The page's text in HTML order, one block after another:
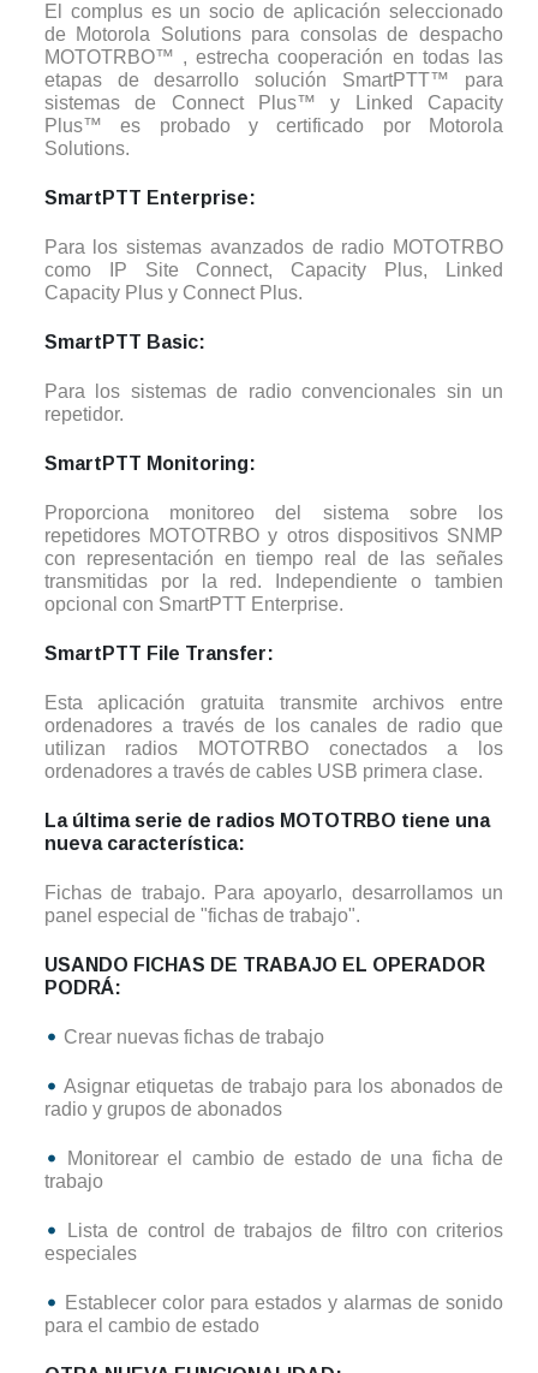
El complus es un socio de aplicación seleccionado
de Motorola Solutions para consolas de despacho
MOTOTRBO™ , estrecha cooperación en todas las
etapas de desarrollo solución SmartPTT™ para
sistemas de Connect Plus™ y Linked Capacity
Plus™ es probado y certificado por Motorola
Solutions.
SmartPTT Enterprise:
Para los sistemas avanzados de radio MOTOTRBO
como IP Site Connect, Capacity Plus, Linked
Capacity Plus y Connect Plus.
SmartPTT Basic:
Para los sistemas de radio convencionales sin un
repetidor.
SmartPTT Monitoring:
Proporciona monitoreo del sistema sobre los
repetidores MOTOTRBO y otros dispositivos SNMP
con representación en tiempo real de las señales
transmitidas por la red. Independiente o tambien
opcional con SmartPTT Enterprise.
SmartPTT File Transfer:
Esta aplicación gratuita transmite archivos entre
ordenadores a través de los canales de radio que
utilizan radios MOTOTRBO conectados a los
ordenadores a través de cables USB primera clase.
La última serie de radios MOTOTRBO tiene una
nueva característica:
Fichas de trabajo. Para apoyarlo, desarrollamos un
panel especial de "fichas de trabajo".
USANDO FICHAS DE TRABAJO EL OPERADOR
PODRÁ:
Crear nuevas fichas de trabajo
Asignar etiquetas de trabajo para los abonados de
radio y grupos de abonados
Monitorear el cambio de estado de una ficha de
trabajo
Lista de control de trabajos de filtro con criterios
especiales
Establecer color para estados y alarmas de sonido
para el cambio de estado